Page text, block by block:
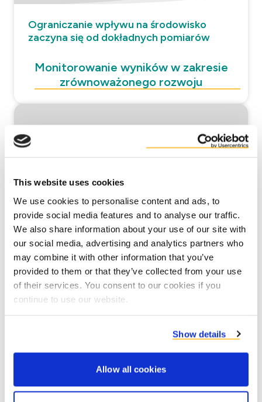
This website uses cookies
We use cookies to personalise content and ads, to
provide social media features and to analyse our traffic.
We also share information about your use of our site with
our social media, advertising and analytics partners who
may combine it with other information that you’ve
provided to them or that they’ve collected from your use
of their services. You consent to our cookies if you
continue to use our website.
Show details
Allow all cookies
Ograniczanie wpływu na środowisko
zaczyna się od dokładnych pomiarów
Monitorowanie wyników w zakresie
zrównoważonego rozwoju
Spełnianie rządowych celów w zakresie
walki ze zmianami klimatu
Our sustainability value